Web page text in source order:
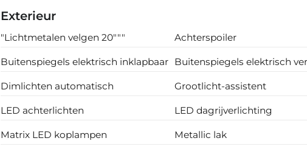
Exterieur
"Lichtmetalen velgen 20""" Achterspoiler
Buitenspiegels elektrisch inklapbaar Buitenspiegels elektrisch
Dimlichten automatisch Grootlicht-assistent
LED achterlichten LED dagrijverlichting
Matrix LED koplampen Metallic lak